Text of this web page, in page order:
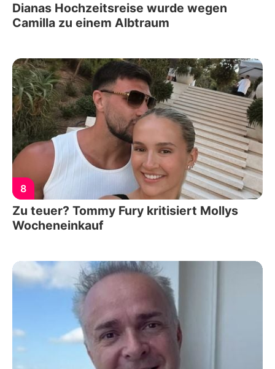
Dianas Hochzeitsreise wurde wegen
Camilla zu einem Albtraum
8
Zu teuer? Tommy Fury kritisiert Mollys
Wocheneinkauf